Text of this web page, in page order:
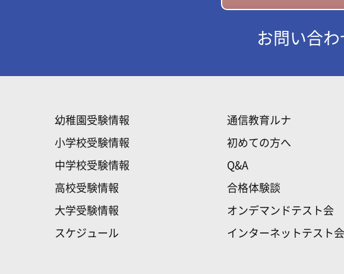
お問い合わ
幼稚園受験情報
小学校受験情報
中学校受験情報
高校受験情報
大学受験情報
スケジュール
通信教育ルナ
初めての方へ
Q&A
合格体験談
オンデマンドテスト会
インターネットテスト会